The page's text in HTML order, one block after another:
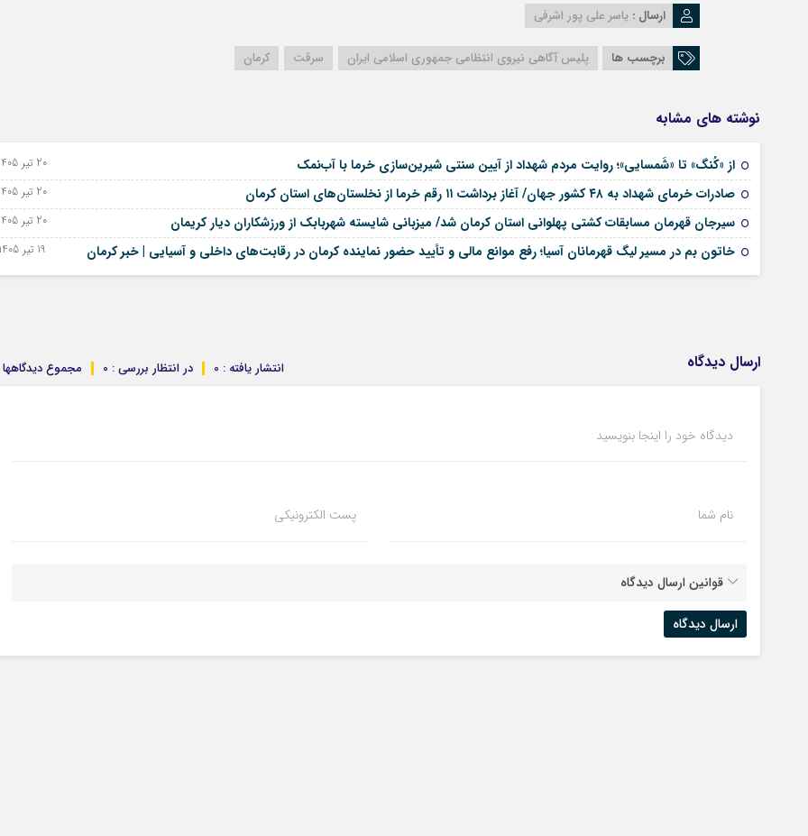
ارسال : یاسر علی پور اشرفی
برچسب ها پلیس آگاهی نیروی انتظامی جمهوری اسلامی ایران سرقت کرمان
نوشته های مشابه
از «کُنگ» تا «شَمسایی»؛ روایت مردم شهداد از آیین سنتی شیرین‌سازی خرما با آب‌نمک 20 تیر 1405 - 11 ژوئیه 2026
صادرات خرمای شهداد به ۴۸ کشور جهان/ آغاز برداشت ۱۱ رقم خرما از نخلستان‌های استان کرمان 20 تیر 1405 - 11 ژوئیه 2026
سیرجان قهرمان مسابقات کشتی پهلوانی استان کرمان شد/ میزبانی شایسته شهربابک از ورزشکاران دیار کریمان 20 تیر 1405 - 11 ژوئیه 2026
خاتون بم در مسیر لیگ قهرمانان آسیا؛ رفع موانع مالی و تأیید حضور نماینده کرمان در رقابت‌های داخلی و آسیایی | خبر کرمان 19 تیر 1405 - 10 ژوئیه 2026
ارسال دیدگاه مجموع دیدگاهها در انتظار بررسی : 0 انتشار یافته : 0
دیدگاه خود را اینجا بنویسید
نام شما پست الکترونیکی
قوانین ارسال دیدگاه